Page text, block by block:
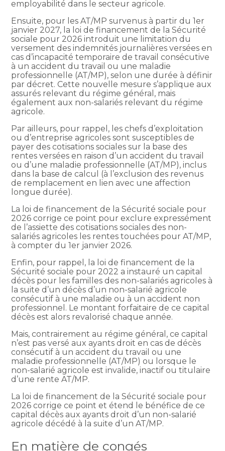
employabilité dans le secteur agricole.
Ensuite, pour les AT/MP survenus à partir du 1er
janvier 2027, la loi de financement de la Sécurité
sociale pour 2026 introduit une limitation du
versement des indemnités journalières versées en
cas d’incapacité temporaire de travail consécutive
à un accident du travail ou une maladie
professionnelle (AT/MP), selon une durée à définir
par décret. Cette nouvelle mesure s’applique aux
assurés relevant du régime général, mais
également aux non-salariés relevant du régime
agricole.
Par ailleurs, pour rappel, les chefs d’exploitation
ou d’entreprise agricoles sont susceptibles de
payer des cotisations sociales sur la base des
rentes versées en raison d’un accident du travail
ou d’une maladie professionnelle (AT/MP), inclus
dans la base de calcul (à l’exclusion des revenus
de remplacement en lien avec une affection
longue durée).
La loi de financement de la Sécurité sociale pour
2026 corrige ce point pour exclure expressément
de l’assiette des cotisations sociales des non-
salariés agricoles les rentes touchées pour AT/MP,
à compter du 1er janvier 2026.
Enfin, pour rappel, la loi de financement de la
Sécurité sociale pour 2022 a instauré un capital
décès pour les familles des non-salariés agricoles à
la suite d’un décès d’un non-salarié agricole
consécutif à une maladie ou à un accident non
professionnel. Le montant forfaitaire de ce capital
décès est alors revalorisé chaque année.
Mais, contrairement au régime général, ce capital
n’est pas versé aux ayants droit en cas de décès
consécutif à un accident du travail ou une
maladie professionnelle (AT/MP) ou lorsque le
non-salarié agricole est invalide, inactif ou titulaire
d’une rente AT/MP.
La loi de financement de la Sécurité sociale pour
2026 corrige ce point et étend le bénéfice de ce
capital décès aux ayants droit d’un non-salarié
agricole décédé à la suite d’un AT/MP.
En matière de congés